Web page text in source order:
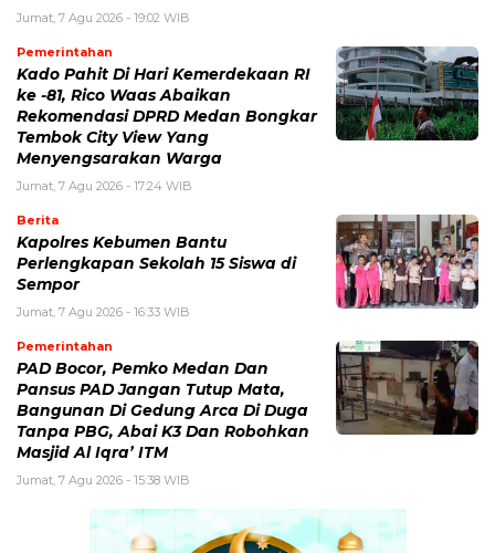
Jumat, 7 Agu 2026 - 19:02 WIB
Pemerintahan
Kado Pahit Di Hari Kemerdekaan RI
ke -81, Rico Waas Abaikan
Rekomendasi DPRD Medan Bongkar
Tembok City View Yang
Menyengsarakan Warga
Jumat, 7 Agu 2026 - 17:24 WIB
Berita
Kapolres Kebumen Bantu
Perlengkapan Sekolah 15 Siswa di
Sempor
Jumat, 7 Agu 2026 - 16:33 WIB
Pemerintahan
PAD Bocor, Pemko Medan Dan
Pansus PAD Jangan Tutup Mata,
Bangunan Di Gedung Arca Di Duga
Tanpa PBG, Abai K3 Dan Robohkan
Masjid Al Iqra’ ITM
Jumat, 7 Agu 2026 - 15:38 WIB